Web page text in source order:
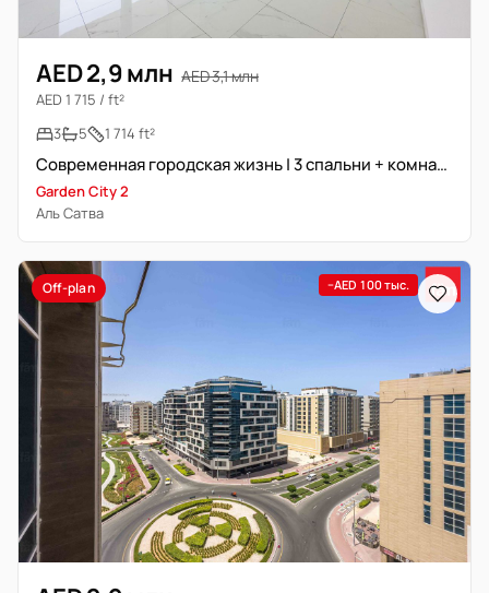
AED 2,9 млн AED 3,1 млн
AED 1 715 / ft²
3
5 1 714 ft²
Современная городская жизнь | 3 спальни + комната для прислуги | Высокая рентабельность
Garden City 2
Аль Сатва
Off-plan −AED 100 тыс.